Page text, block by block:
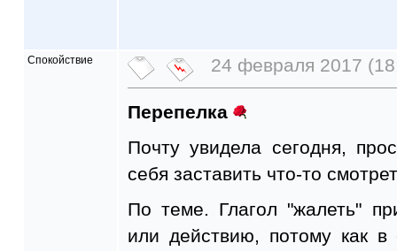
Спокойствие 24 февраля 2017
Перепелка
Почту увидела сегодня,
себя заставить что-то
По теме. Глагол "жалеть"
или действию, потому как в